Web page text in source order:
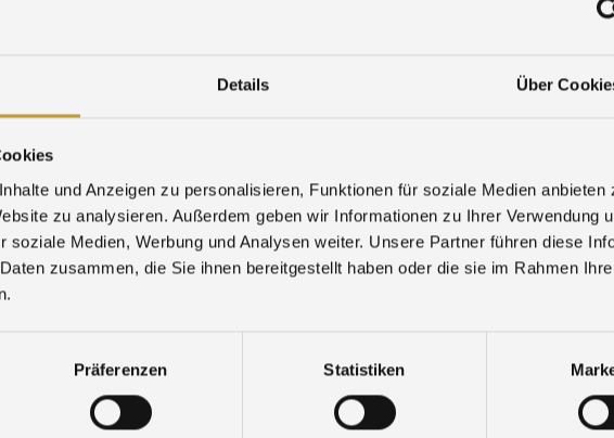
Details Über
und Anzeigen zu personalisieren, Funktionen für soziale Medien anbieten
zu analysieren. Außerdem geben wir Informationen zu Ihrer Verwendung
soziale Medien, Werbung und Analysen weiter. Unsere Partner führen diese
zusammen, die Sie ihnen bereitgestellt haben oder die sie im Rahmen
Präferenzen Statistiken
-
& Brückentage
ein glückliches
Agosi